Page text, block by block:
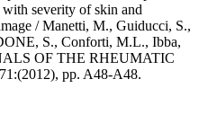
severity of skin and
/ Manetti, M., Guiducci, S.,
S., Conforti, M.L., Ibba,
OF THE RHEUMATIC
pp. A48-A48.